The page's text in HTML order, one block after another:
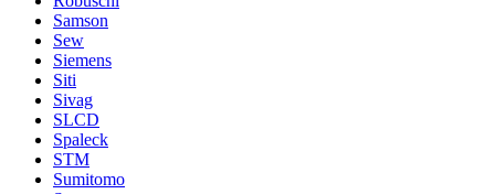
Samson
Sew
Siemens
Siti
Sivag
SLCD
Spaleck
STM
Sumitomo